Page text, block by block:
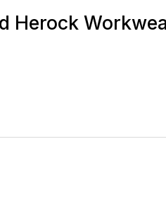
Herock